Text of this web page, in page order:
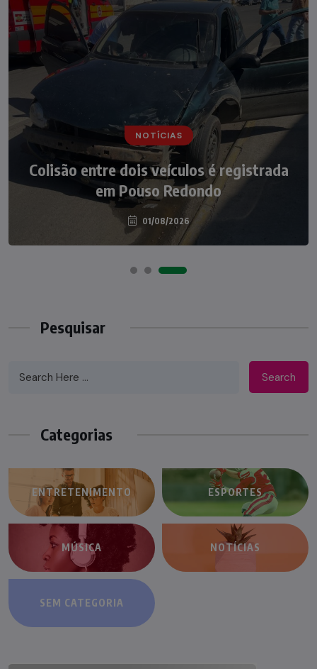
NOTÍCIAS
Colisão entre dois veículos é registrada
em Pouso Redondo
01/08/2026
NOTÍCIAS
Irmãos de 7 e 14 anos morrem
atropelados na BR-470 em Pouso
Redondo
04/08/2026
Pesquisar
Search
Categorias
ENTRETENIMENTO ESPORTES
MÚSICA NOTÍCIAS
SEM CATEGORIA